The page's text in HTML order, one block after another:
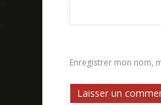
Enregistrer mon nom,